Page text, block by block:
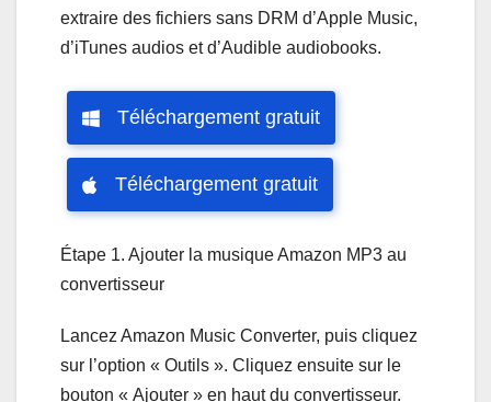
extraire des fichiers sans DRM d’Apple Music,
d’iTunes audios et d’Audible audiobooks.
Téléchargement gratuit
Téléchargement gratuit
Étape 1. Ajouter la musique Amazon MP3 au
convertisseur
Lancez Amazon Music Converter, puis cliquez
sur l’option « Outils ». Cliquez ensuite sur le
bouton « Ajouter » en haut du convertisseur.